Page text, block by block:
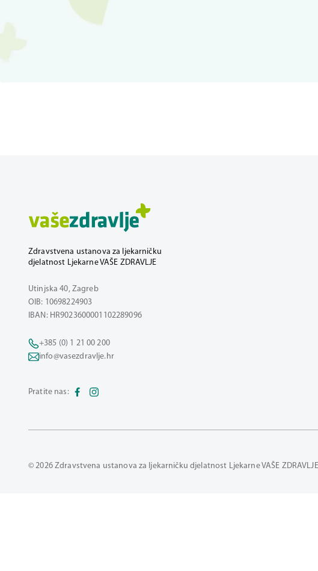
Zdravstvena ustanova za ljekarničku
djelatnost Ljekarne VAŠE ZDRAVLJE
Utinjska 40, Zagreb
OIB: 10698224903
IBAN: HR9023600001102289096
+385 (0) 1 21 00 200
info@vasezdravlje.hr
Pratite nas:
© 2026 Zdravstvena ustanova za ljekarničku djelatnost Ljekarne VAŠE